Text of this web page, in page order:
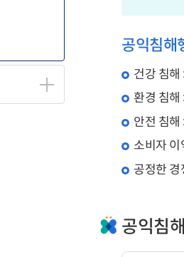
공익침해
건강 침해
환경 침해
안전 침해
소비자 이
공정한 경
공익침